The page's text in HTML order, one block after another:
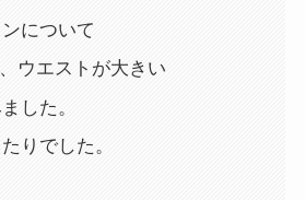
について
ウエストが大きい
した。
りでした。